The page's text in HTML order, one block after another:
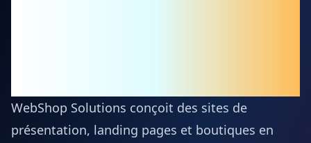
WebShop Solutions conçoit des sites de
présentation, landing pages et boutiques en